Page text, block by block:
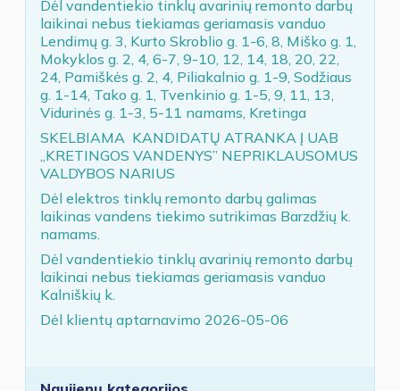
Dėl vandentiekio tinklų avarinių remonto darbų
laikinai nebus tiekiamas geriamasis vanduo
Lendimų g. 3, Kurto Skroblio g. 1-6, 8, Miško g. 1,
Mokyklos g. 2, 4, 6-7, 9-10, 12, 14, 18, 20, 22,
24, Pamiškės g. 2, 4, Piliakalnio g. 1-9, Sodžiaus
g. 1-14, Tako g. 1, Tvenkinio g. 1-5, 9, 11, 13,
Vidurinės g. 1-3, 5-11 namams, Kretinga
SKELBIAMA KANDIDATŲ ATRANKA Į UAB
„KRETINGOS VANDENYS” NEPRIKLAUSOMUS
VALDYBOS NARIUS
Dėl elektros tinklų remonto darbų galimas
laikinas vandens tiekimo sutrikimas Barzdžių k.
namams.
Dėl vandentiekio tinklų avarinių remonto darbų
laikinai nebus tiekiamas geriamasis vanduo
Kalniškių k.
Dėl klientų aptarnavimo 2026-05-06